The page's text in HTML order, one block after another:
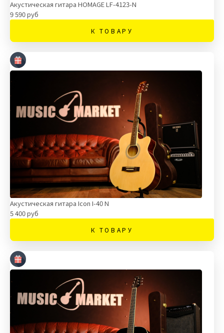
Акустическая гитара HOMAGE LF-4123-N
9 590 руб
К ТОВАРУ
Акустическая гитара Icon I-40 N
5 400 руб
К ТОВАРУ